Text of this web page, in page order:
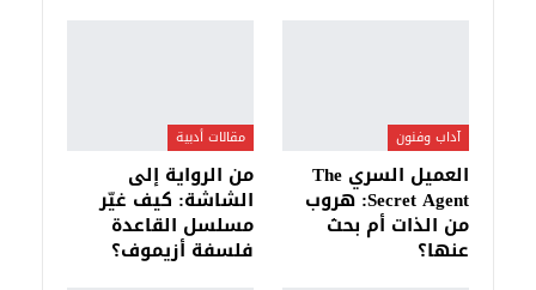
آداب وفنون
العميل السري The
Secret Agent: هروب
من الذات أم بحث
عنها؟
مقالات أدبية
من الرواية إلى
الشاشة: كيف غيّر
مسلسل القاعدة
فلسفة أزيموف؟